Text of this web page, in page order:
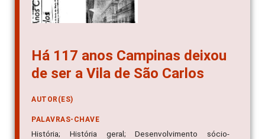
Há 117 anos Campinas deixou
de ser a Vila de São Carlos
AUTOR(ES)
PALAVRAS-CHAVE
História; História geral; Desenvolvimento sócio-